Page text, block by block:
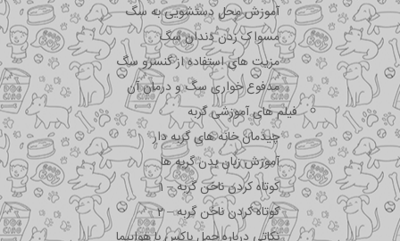
آموزش محل دستشویی به سگ
مسواک زدن دندان سگ
مزیت های استفاده از کنسرو سگ
مدفوع خواری سگ و درمان آن
فیلم های آموزشی گربه
چیدمان خانه های گربه دار
آموزش زبان بدن گربه ها
کوتاه کردن ناخن گربه – 1
کوتاه کردن ناخن گربه – 2